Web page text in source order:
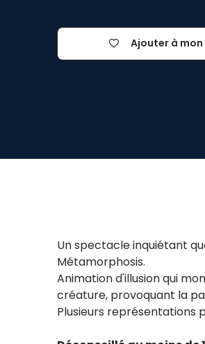
Ajouter à
Un spectacle inquiétant
Métamorphosis.
Animation d'illusion qui
créature, provoquant la
Plusieurs représentations